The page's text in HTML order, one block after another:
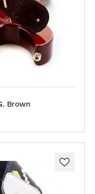
Brown